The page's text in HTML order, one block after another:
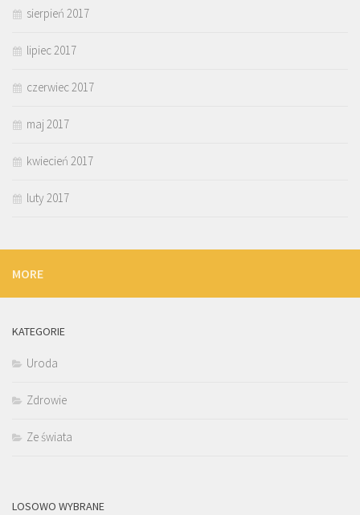
sierpień 2017
lipiec 2017
czerwiec 2017
maj 2017
kwiecień 2017
luty 2017
MORE
KATEGORIE
Uroda
Zdrowie
Ze świata
LOSOWO WYBRANE